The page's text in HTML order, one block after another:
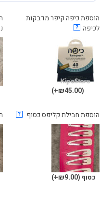
הוספת כיפה קיפר מדבקות
לכיפה ?
(₪45.00+)
הוספת חבילת קליפס כסוף ?
כסוף(₪9.00+)